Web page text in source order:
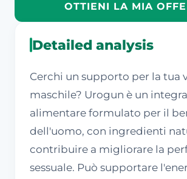
OTTIENI LA MIA
Detailed analysis
Cerchi un supporto per la tua
maschile? Urogun è un
alimentare formulato per il
dell'uomo, con ingredienti
contribuire a migliorare la
sessuale. Può supportare